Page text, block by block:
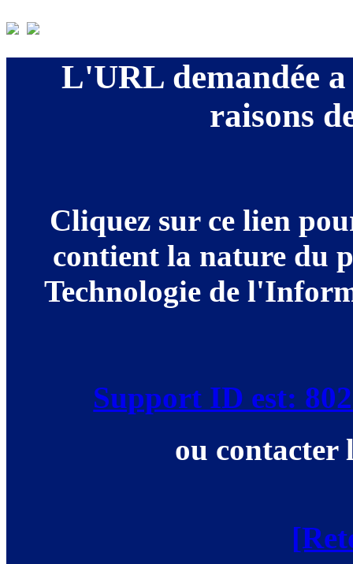
L'URL demandée a
raisons
Cliquez sur ce lien
contient la nature du
Technologie de
Support ID est:
ou contacter